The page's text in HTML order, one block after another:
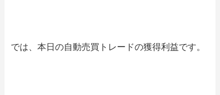
では、本日の自動売買トレードの獲得利益です。